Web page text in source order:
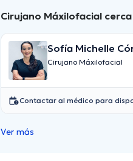
Cirujano Máxilofacial
Sofía Michelle
Reyes
Cirujano Máxilofacial
Contactar al médico para
Ver más